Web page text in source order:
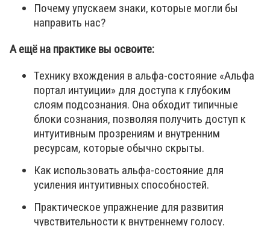
Почему упускаем знаки, которые могли бы
направить нас?
А ещё на практике вы освоите:
Технику вхождения в альфа-состояние «Альфа
портал интуиции» для доступа к глубоким
слоям подсознания. Она обходит типичные
блоки сознания, позволяя получить доступ к
интуитивным прозрениям и внутренним
ресурсам, которые обычно скрыты.
Как использовать альфа-состояние для
усиления интуитивных способностей.
Практическое упражнение для развития
чувствительности к внутреннему голосу.